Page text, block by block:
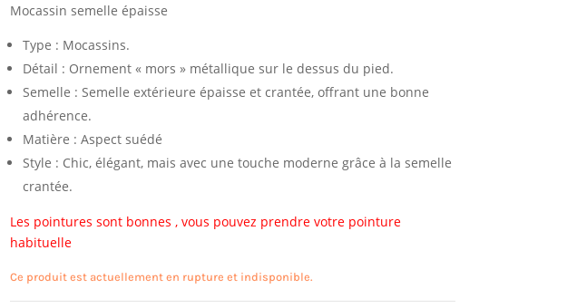
Mocassin semelle épaisse
Type : Mocassins.
Détail : Ornement « mors » métallique sur le dessus du pied.
Semelle : Semelle extérieure épaisse et crantée, offrant une bonne
adhérence.
Matière : Aspect suédé
Style : Chic, élégant, mais avec une touche moderne grâce à la semelle
crantée.
Les pointures sont bonnes , vous pouvez prendre votre pointure
habituelle
Ce produit est actuellement en rupture et indisponible.